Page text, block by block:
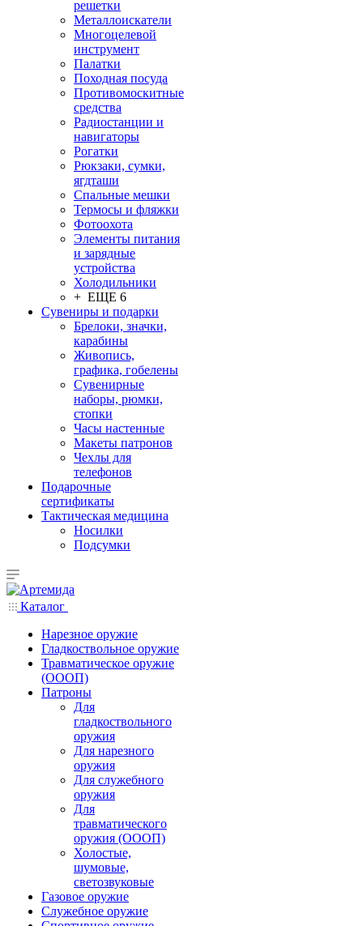
решетки
Металлоискатели
Многоцелевой
инструмент
Палатки
Походная посуда
Противомоскитные
средства
Радиостанции и
навигаторы
Рогатки
Рюкзаки, сумки,
ягдташи
Спальные мешки
Термосы и фляжки
Фотоохота
Элементы питания
и зарядные
устройства
Холодильники
+ ЕЩЕ 6
Сувениры и подарки
Брелоки, значки,
карабины
Живопись,
графика, гобелены
Сувенирные
наборы, рюмки,
стопки
Часы настенные
Макеты патронов
Чехлы для
телефонов
Подарочные
сертификаты
Тактическая медицина
Носилки
Подсумки
Каталог
Нарезное оружие
Гладкоствольное оружие
Травматическое оружие
(ОООП)
Патроны
Для
гладкоствольного
оружия
Для нарезного
оружия
Для служебного
оружия
Для
травматического
оружия (ОООП)
Холостые,
шумовые,
светозвуковые
Газовое оружие
Служебное оружие